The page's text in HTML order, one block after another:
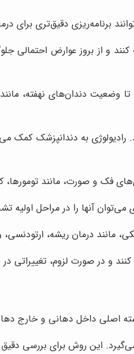
برنامه‌ریزی دقیق‌تری برای
و از بروز عوارض احتمالی
وضعیت دندان‌های نهفته،
به دندانپزشک کمک
فک و صورت، مانند
می‌توان آنها را در مراحل
مانند درمان ریشه،
و در صورت لزوم، تغییراتی در
اصلی داخل دهانی و خارج
این روش برای بررسی